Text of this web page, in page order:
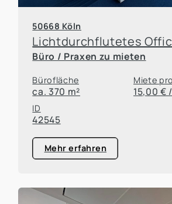
50668 Köln
Büro / Praxen zu mieten
Bürofläche
ca. 370 m²
Miete
15,00 €
ID
42545
Mehr erfahren